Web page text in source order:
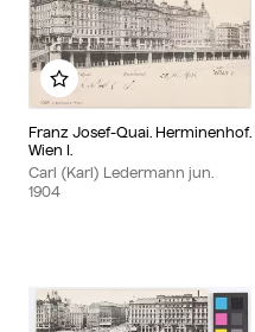
Franz Josef-Quai. Herminenhof.
Wien I.
Carl (Karl) Ledermann jun.
1904
Zu meinem Album